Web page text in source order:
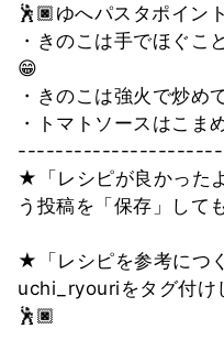
🕺🏿ゆへパスタポイン
・きのこは手でほぐこ
😁
・きのこは強火で炒め
・トマトソースはこま
★「レシピが良かった
う投稿を「保存」して
★「レシピを参考につ
uchi_ryouriをタグ付け
🕺🏿